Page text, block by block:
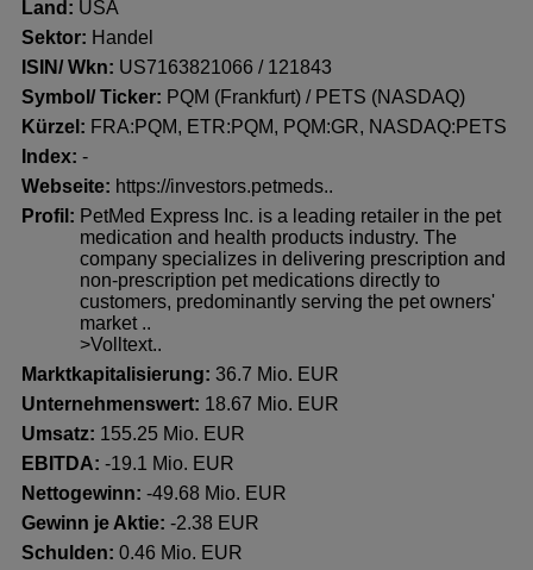
Land: USA
Sektor: Handel
ISIN/ Wkn: US7163821066 / 121843
Symbol/ Ticker: PQM (Frankfurt) / PETS (NASDAQ)
Kürzel: FRA:PQM, ETR:PQM, PQM:GR, NASDAQ:PETS
Index: -
Webseite: https://investors.petmeds..
Profil: PetMed Express Inc. is a leading retailer in the pet
medication and health products industry. The
company specializes in delivering prescription and
non-prescription pet medications directly to
customers, predominantly serving the pet owners'
market ..
>Volltext..
Marktkapitalisierung: 36.7 Mio. EUR
Unternehmenswert: 18.67 Mio. EUR
Umsatz: 155.25 Mio. EUR
EBITDA: -19.1 Mio. EUR
Nettogewinn: -49.68 Mio. EUR
Gewinn je Aktie: -2.38 EUR
Schulden: 0.46 Mio. EUR